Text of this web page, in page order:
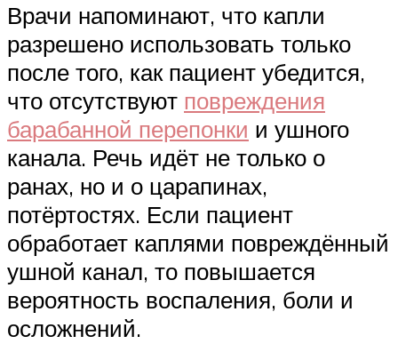
Врачи напоминают, что капли
разрешено использовать только
после того, как пациент убедится,
что отсутствуют повреждения
барабанной перепонки и ушного
канала. Речь идёт не только о
ранах, но и о царапинах,
потёртостях. Если пациент
обработает каплями повреждённый
ушной канал, то повышается
вероятность воспаления, боли и
осложнений.